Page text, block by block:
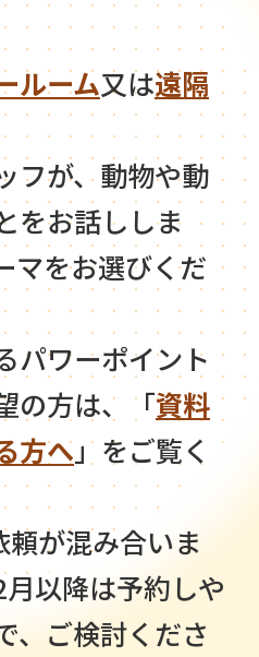
ルーム又は遠隔
フが、動物や動
をお話ししま
マをお選びくだ
ワーポイント
の方は、「資料
方へ」をご覧く
が混み合いま
以降は予約しや
、ご検討くださ